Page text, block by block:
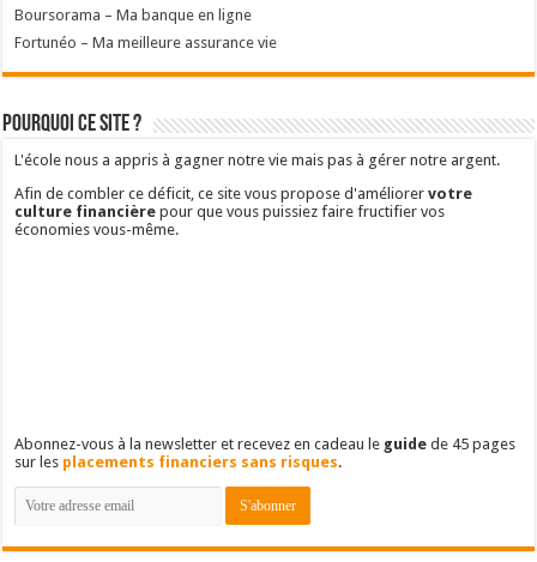
Boursorama – Ma banque en ligne
Fortunéo – Ma meilleure assurance vie
Pourquoi ce site ?
L'école nous a appris à gagner notre vie mais pas à gérer notre argent.
Afin de combler ce déficit, ce site vous propose d'améliorervotre
culture financière pour que vous puissiez faire fructifier vos
économies vous-même.
Abonnez-vous à la newsletter et recevez en cadeau le guide de 45 pages
sur les placements financiers sans risques.